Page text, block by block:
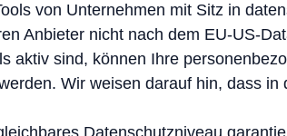
von Unternehmen mit Sitz in
Anbieter nicht nach dem EU-US-
aktiv sind, können Ihre
Wir weisen darauf hin, dass
Datenschutzniveau